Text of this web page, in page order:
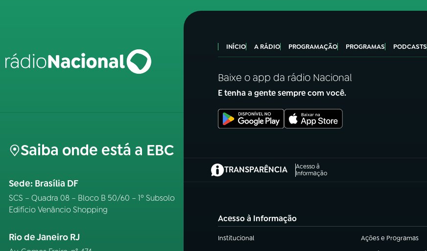
Saiba onde está a EBC
Sede: Brasília DF
SCS – Quadra 08 – Bloco B 50/60 – 1º Subsolo
Edifício Venâncio Shopping
Rio de Janeiro RJ
INÍCIO A RÁDIO PROGRAMAÇÃO PROGRAMAS PODCASTS
Baixe o app da rádio Nacional
E tenha a gente sempre com você.
TRANSPARÊNCIA
Acesso à
Informação
(abre em nova aba)
Acesso à Informação
Institucional
(abre em nova aba) Ações e Programas
(abre em nova aba)